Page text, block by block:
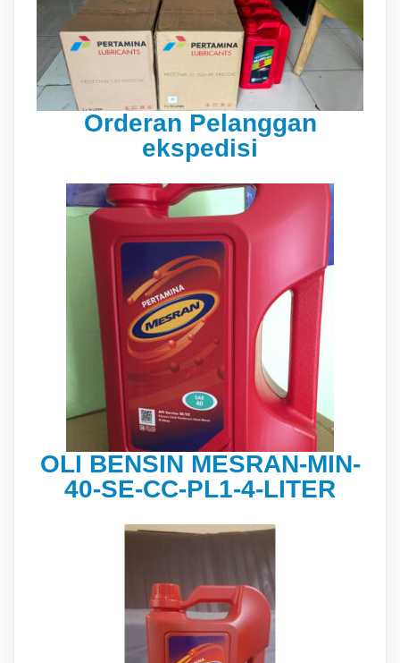
Orderan Pelanggan
ekspedisi
OLI BENSIN MESRAN-MIN-
40-SE-CC-PL1-4-LITER